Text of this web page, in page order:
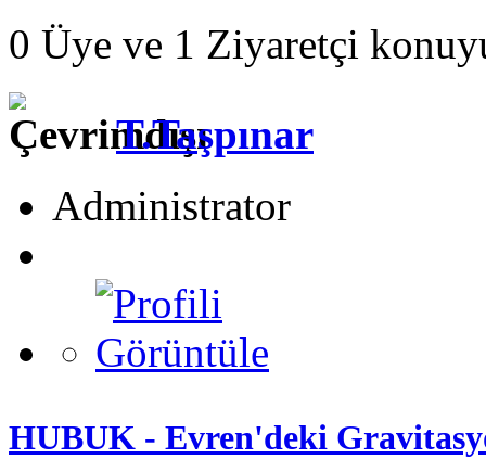
0 Üye ve 1 Ziyaretçi
T.Taşpınar
Administrator
HUBUK - Evren'deki